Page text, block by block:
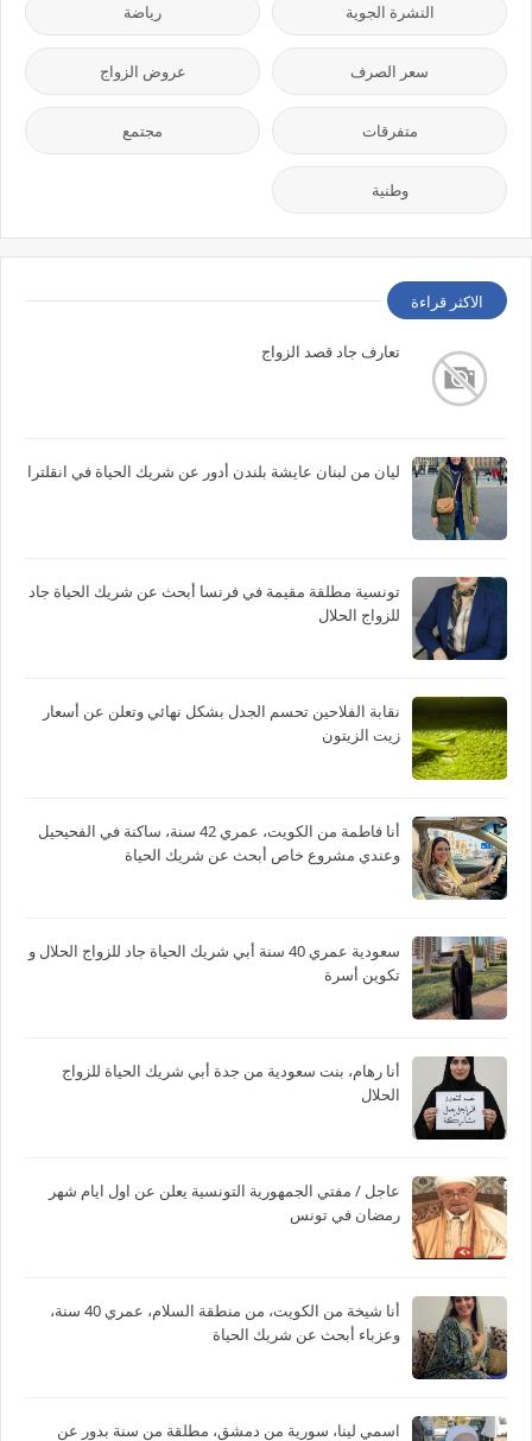
النشرة الجوية رياضة
سعر الصرف عروض الزواج
متفرقات مجتمع
وطنية
الاكثر قراءة
تعارف جاد قصد الزواج
ليان من لبنان عايشة بلندن أدور عن شريك الحياة في انقلترا
تونسية مطلقة مقيمة في فرنسا أبحث عن شريك الحياة جاد
للزواج الحلال
نقابة الفلاحين تحسم الجدل بشكل نهائي وتعلن عن أسعار
زيت الزيتون
أنا فاطمة من الكويت، عمري 42 سنة، ساكنة في الفحيحيل
وعندي مشروع خاص أبحث عن شريك الحياة
سعودية عمري 40 سنة أبي شريك الحياة جاد للزواج الحلال و
تكوين أسرة
أنا رهام، بنت سعودية من جدة أبي شريك الحياة للزواج
الحلال
عاجل / مفتي الجمهورية التونسية يعلن عن اول ايام شهر
رمضان في تونس
أنا شيخة من الكويت، من منطقة السلام، عمري 40 سنة،
وعزباء أبحث عن شريك الحياة
اسمي لينا، سورية من دمشق، مطلقة من سنة بدور عن